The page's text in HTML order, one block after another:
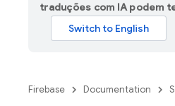
traduções com IA podem
Firebase Documentation